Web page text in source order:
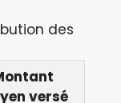
des
versé